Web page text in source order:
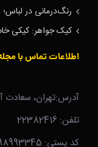
رنگ‌درمانی در
کیک جواهر: کیکی خاص برای تولد
اطلاعات تماس با
آدرس:تهران، سعادت
تلفن: 22382416
کد پستی: 1998993345